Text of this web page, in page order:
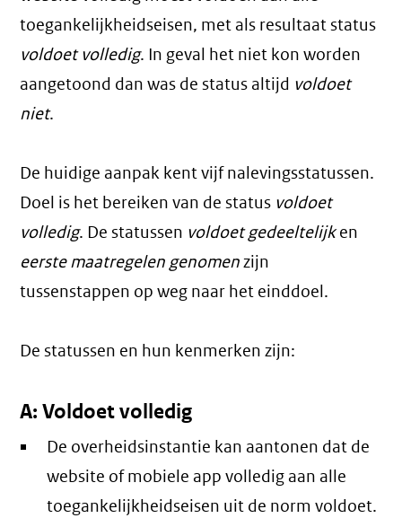
toegankelijkheidseisen, met als resultaat status
voldoet volledig. In geval het niet kon worden
aangetoond dan was de status altijd voldoet
niet.
De huidige aanpak kent vijf nalevingsstatussen.
Doel is het bereiken van de status voldoet
volledig. De statussen voldoet gedeeltelijken
eerste maatregelen genomenzijn
tussenstappen op weg naar het einddoel.
De statussen en hun kenmerken zijn:
A: Voldoet volledig
De overheidsinstantie kan aantonen dat de
website of mobiele app volledig aan alle
toegankelijkheidseisen uit de norm voldoet.